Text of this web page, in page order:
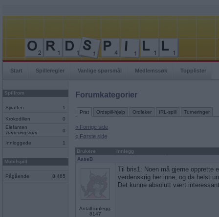
Start Spilleregler Vanlige spørsmål Medlemssøk Topplister
Spillrom
Sjiraffen 1
Krokodillen
0
Elefanten
Turneringsrom
0
Innloggede 1
Mobilspill
Pågående 8 465
Forumkategorier
Prat Ordspill-hjelp Ordleker IRL-spill Turneringer
« Forrige side
« Første side
Brukere
Innlegg
AaseB
Antall innlegg:
8147
Til bris1: Noen må gjerne opprette
verdenskrig her inne, og da helst
Det kunne absolutt vært